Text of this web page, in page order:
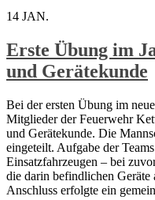
14 JAN.
Erste Übung im
und Gerätekunde
Bei der ersten Übung im
Mitglieder der Feuerwehr
und Gerätekunde. Die
eingeteilt. Aufgabe der
Einsatzfahrzeugen – bei
die darin befindlichen Geräte
Anschluss erfolgte ein